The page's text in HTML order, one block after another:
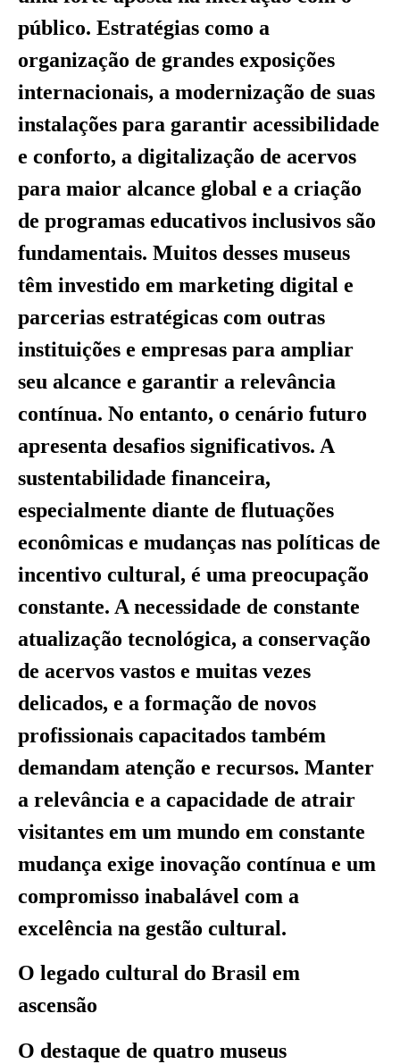
público. Estratégias como a
organização de grandes exposições
internacionais, a modernização de suas
instalações para garantir acessibilidade
e conforto, a digitalização de acervos
para maior alcance global e a criação
de programas educativos inclusivos são
fundamentais. Muitos desses museus
têm investido em marketing digital e
parcerias estratégicas com outras
instituições e empresas para ampliar
seu alcance e garantir a relevância
contínua. No entanto, o cenário futuro
apresenta desafios significativos. A
sustentabilidade financeira,
especialmente diante de flutuações
econômicas e mudanças nas políticas de
incentivo cultural, é uma preocupação
constante. A necessidade de constante
atualização tecnológica, a conservação
de acervos vastos e muitas vezes
delicados, e a formação de novos
profissionais capacitados também
demandam atenção e recursos. Manter
a relevância e a capacidade de atrair
visitantes em um mundo em constante
mudança exige inovação contínua e um
compromisso inabalável com a
excelência na gestão cultural.
O legado cultural do Brasil em
ascensão
O destaque de quatro museus